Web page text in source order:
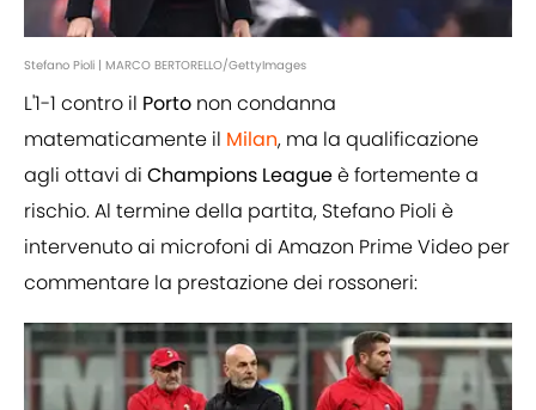
Stefano Pioli | MARCO BERTORELLO/GettyImages
L'1-1 contro il Porto non condanna
matematicamente il Milan, ma la qualificazione
agli ottavi di Champions Leagueè fortemente a
rischio. Al termine della partita, Stefano Pioli è
intervenuto ai microfoni di Amazon Prime Video per
commentare la prestazione dei rossoneri: